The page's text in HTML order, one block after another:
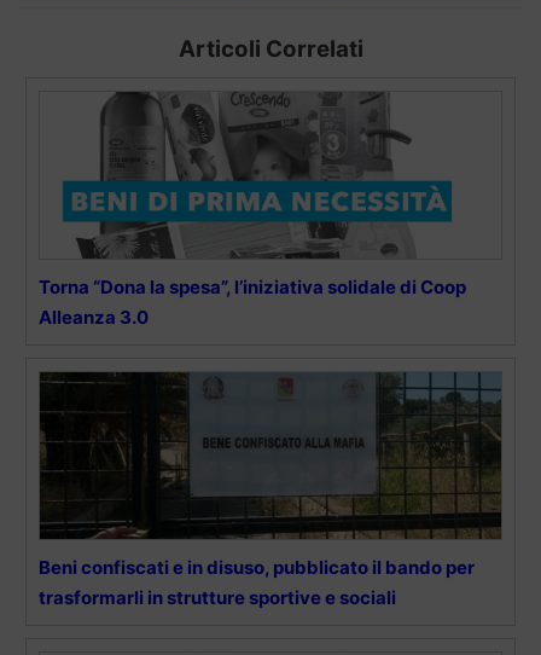
Articoli Correlati
Torna “Dona la spesa”, l’iniziativa solidale di Coop
Alleanza 3.0
Beni confiscati e in disuso, pubblicato il bando per
trasformarli in strutture sportive e sociali